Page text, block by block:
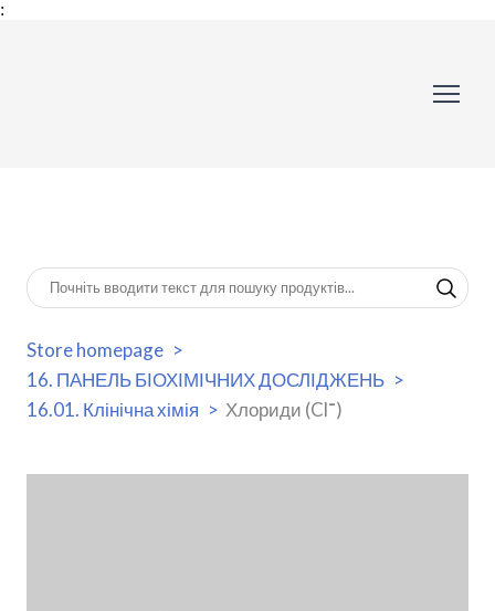
:
Store homepage
16. ПАНЕЛЬ БІОХІМІЧНИХ ДОСЛІДЖЕНЬ
16.01. Клінічна хімія
Хлориди (Cl־)